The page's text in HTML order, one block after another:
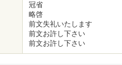
冠省
略啓
前文失礼いたします
前文お許し下さい
前文お許し下さい